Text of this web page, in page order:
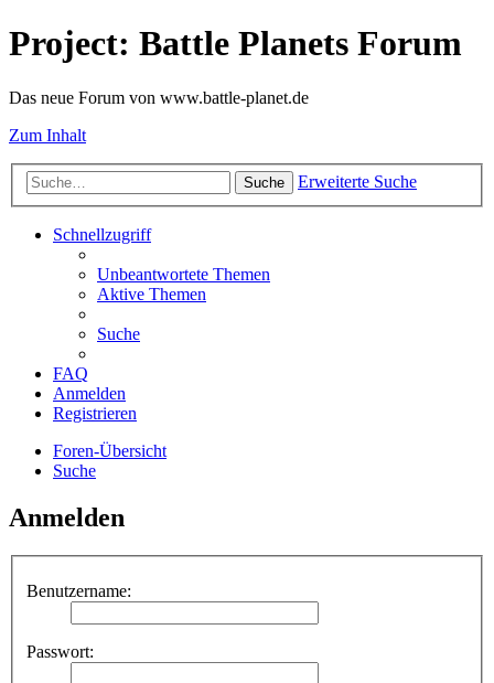
Project: Battle Planets Forum
Das neue Forum von www.battle-planet.de
Zum Inhalt
Suche Erweiterte Suche
Schnellzugriff
Unbeantwortete Themen
Aktive Themen
Suche
FAQ
Anmelden
Registrieren
Foren-Übersicht
Suche
Anmelden
Benutzername:
Passwort: